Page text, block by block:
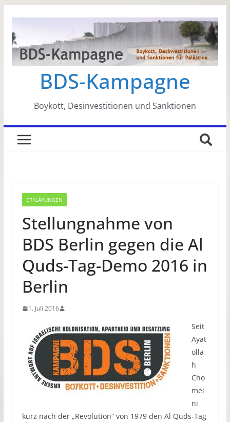
springen
BDS-Kampagne
Boykott, Desinvestitionen und Sanktionen
ERKLÄRUNGEN
Stellungnahme von
BDS Berlin gegen die Al
Quds-Tag-Demo 2016 in
Berlin
1. Juli 2016
Seit
Ayat
olla
h
Cho
mei
ni
kurz nach der „Revolution“ von 1979 den Al Quds-Tag